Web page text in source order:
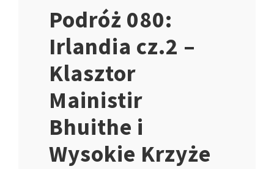
Podróż 080:
Irlandia cz.2 –
Klasztor
Mainistir
Bhuithe i
Wysokie Krzyże